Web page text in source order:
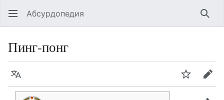
Абсурдопедия
Пинг-понг
Язык